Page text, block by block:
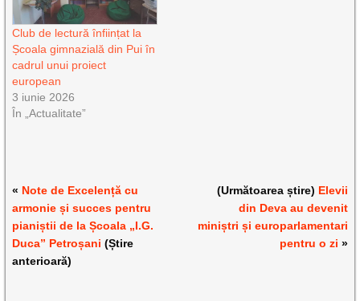
Club de lectură înființat la
Școala gimnazială din Pui în
cadrul unui proiect
european
3 iunie 2026
În „Actualitate”
« Note de Excelență cu
armonie și succes pentru
pianiștii de la Școala „I.G.
Duca” Petroșani (Știre
anterioară)
(Următoarea știre) Elevii
din Deva au devenit
miniștri și europarlamentari
pentru o zi »